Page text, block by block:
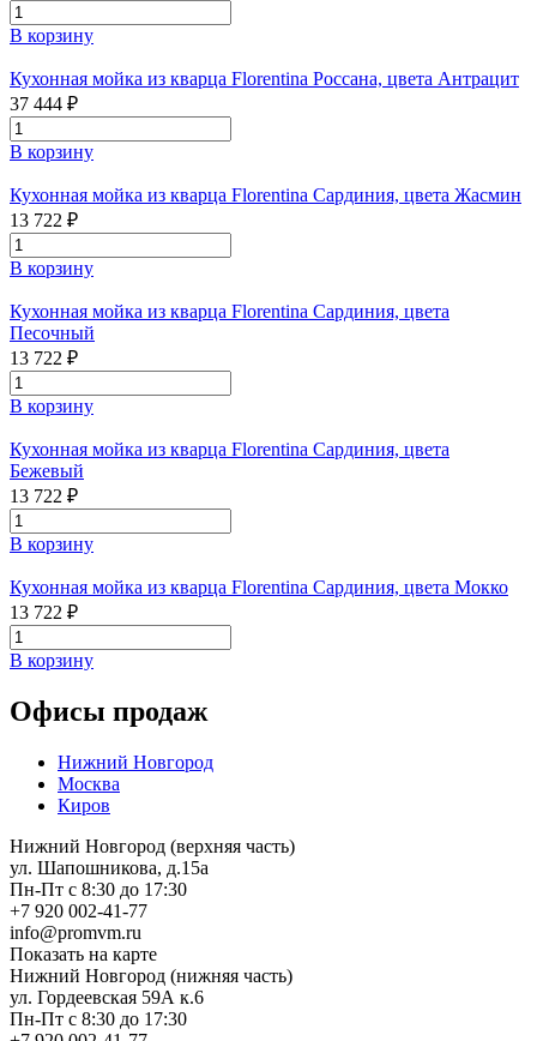
В корзину
Кухонная мойка из кварца Florentina Россана, цвета Антрацит
37 444 ₽
В корзину
Кухонная мойка из кварца Florentina Сардиния, цвета Жасмин
13 722 ₽
В корзину
Кухонная мойка из кварца Florentina Сардиния, цвета
Песочный
13 722 ₽
В корзину
Кухонная мойка из кварца Florentina Сардиния, цвета
Бежевый
13 722 ₽
В корзину
Кухонная мойка из кварца Florentina Сардиния, цвета Мокко
13 722 ₽
В корзину
Офисы продаж
Нижний Новгород
Москва
Киров
Нижний Новгород (верхняя часть)
ул. Шапошникова, д.15а
Пн-Пт с 8:30 до 17:30
+7 920 002-41-77
info@promvm.ru
Показать на карте
Нижний Новгород (нижняя часть)
ул. Гордеевская 59А к.6
Пн-Пт с 8:30 до 17:30